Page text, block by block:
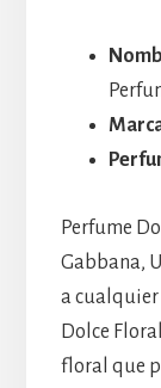
Perfume
Gabbana,
a cualquier
Dolce
floral que